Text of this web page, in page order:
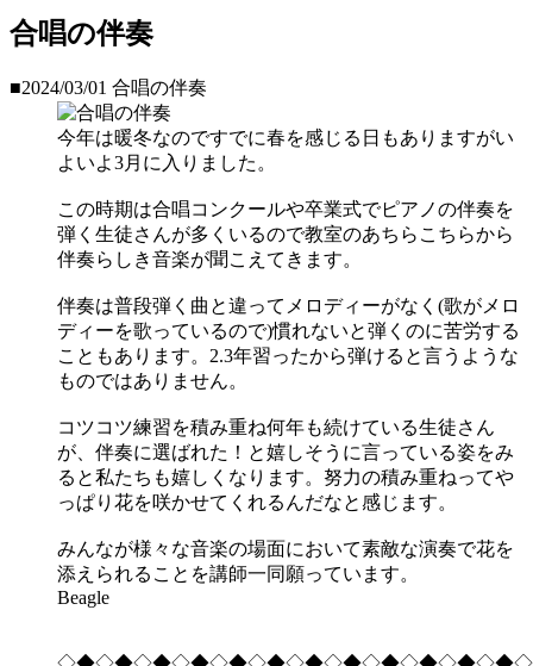
合唱の伴奏
■2024/03/01 合唱の伴奏
今年は暖冬なのですでに春を感じる日もありますがい
よいよ3月に入りました。
この時期は合唱コンクールや卒業式でピアノの伴奏を
弾く生徒さんが多くいるので教室のあちらこちらから
伴奏らしき音楽が聞こえてきます。
伴奏は普段弾く曲と違ってメロディーがなく(歌がメロ
ディーを歌っているので)慣れないと弾くのに苦労する
こともあります。2.3年習ったから弾けると言うような
ものではありません。
コツコツ練習を積み重ね何年も続けている生徒さん
が、伴奏に選ばれた！と嬉しそうに言っている姿をみ
ると私たちも嬉しくなります。努力の積み重ねってや
っぱり花を咲かせてくれるんだなと感じます。
みんなが様々な音楽の場面において素敵な演奏で花を
添えられることを講師一同願っています。
Beagle